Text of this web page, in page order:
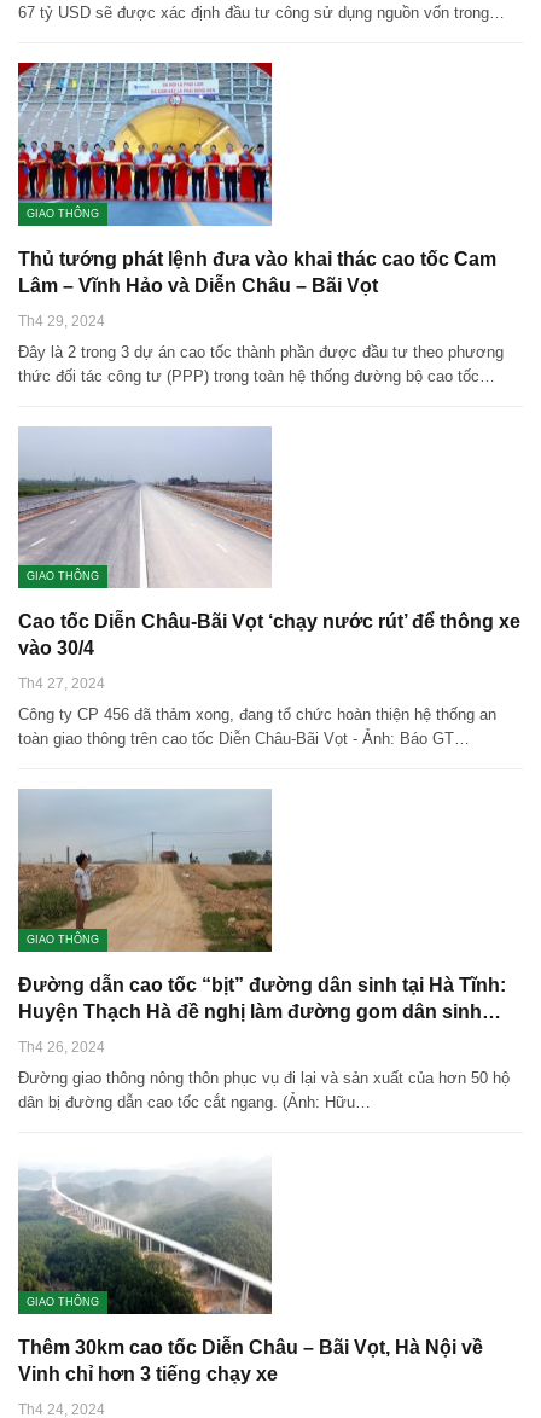
67 tỷ USD sẽ được xác định đầu tư công sử dụng nguồn vốn trong…
GIAO THÔNG
Thủ tướng phát lệnh đưa vào khai thác cao tốc Cam
Lâm – Vĩnh Hảo và Diễn Châu – Bãi Vọt
Th4 29, 2024
Đây là 2 trong 3 dự án cao tốc thành phần được đầu tư theo phương
thức đối tác công tư (PPP) trong toàn hệ thống đường bộ cao tốc…
GIAO THÔNG
Cao tốc Diễn Châu-Bãi Vọt ‘chạy nước rút’ để thông xe
vào 30/4
Th4 27, 2024
Công ty CP 456 đã thảm xong, đang tổ chức hoàn thiện hệ thống an
toàn giao thông trên cao tốc Diễn Châu-Bãi Vọt - Ảnh: Báo GT…
GIAO THÔNG
Đường dẫn cao tốc “bịt” đường dân sinh tại Hà Tĩnh:
Huyện Thạch Hà đề nghị làm đường gom dân sinh…
Th4 26, 2024
Đường giao thông nông thôn phục vụ đi lại và sản xuất của hơn 50 hộ
dân bị đường dẫn cao tốc cắt ngang. (Ảnh: Hữu…
GIAO THÔNG
Thêm 30km cao tốc Diễn Châu – Bãi Vọt, Hà Nội về
Vinh chỉ hơn 3 tiếng chạy xe
Th4 24, 2024